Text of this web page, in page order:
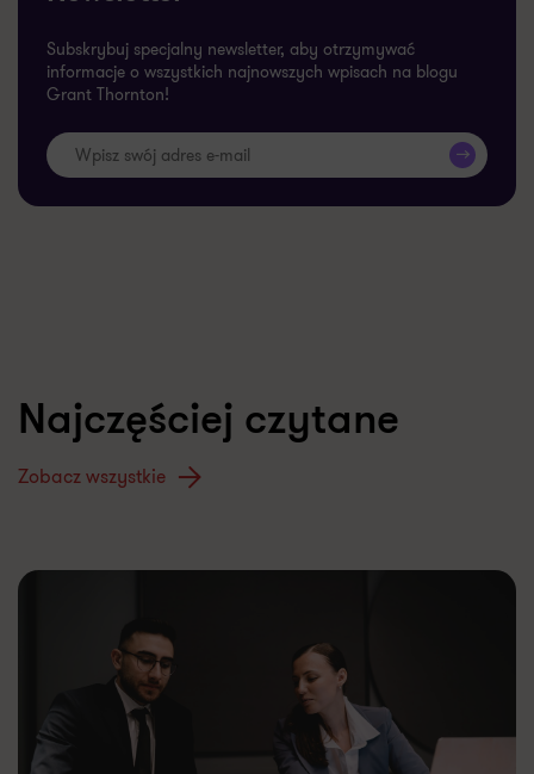
Subskrybuj specjalny newsletter, aby otrzymywać
informacje o wszystkich najnowszych wpisach na blogu
Grant Thornton!
>>
Najczęściej czytane
Zobacz wszystkie